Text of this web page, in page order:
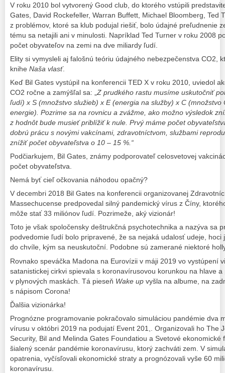
V roku 2010 bol vytvorený Good club, do ktorého vstúpili
Gates, David Rockefeller, Warran Buffett, Michael Bloomberg, Ted
z problémov, ktoré sa klub podujal riešiť, bolo údajné preľudnenie
tému sa netajili ani v minulosti. Napríklad Ted Turner v roku 2008
počet obyvateľov na zemi na dve miliardy ľudí.
Elity si vymysleli aj falošnú teóriu údajného nebezpečenstva CO2,
knihe Naša vlasť.
Keď Bil Gates vystúpil na konferencii TED X v roku 2010, uviedol
CO2 ročne a zamýšľal sa: „ Z prudkého rastu musíme uskutočniť
ľudí) x S (množstvo služieb) x E (energia na služby) x C (množstvo
energie). Pozrime sa na rovnicu a zvážme, ako možno výsledok
z hodnôt bude musieť priblížiť k nule. Prvý máme počet
dobrú prácu s novými vakcínami, zdravotníctvom, službami
znížiť počet obyvateľstva o 10 – 15 %.“
Podčiarkujem, Bil Gates, známy podporovateľ celosvetovej
počet obyvateľstva.
Nemá byť cieľ očkovania náhodou opačný?
V decembri 2018 Bil Gates na konferencii organizovanej
Massechucense predpovedal silný pandemický vírus z Číny,
môže stať 33 miliónov ľudí. Pozrimeže, aký vizionár!
Toto je však spoločensky deštrukčná psychotechnika a nazýva sa
podvedomie ľudí bolo pripravené, že sa nejaká udalosť udeje, hoci
do chvíle, kým sa neuskutoční. Podobne sú zamerané niektoré
Rovnako speváčka Madona na Eurovízii v máji 2019 vo vystúpení
satanistickej cirkvi spievala s koronavírusovou korunkou na hlave
v plynových maskách. Tá pieseň Wake up vyšla na albume, na
s nápisom Corona!
Ďalšia vizionárka!
Prognózne programovanie pokračovalo simuláciou pandémie dva
vírusu v októbri 2019 na podujatí Event 201,. Organizovali ho The
Security, Bil and Melinda Gates Foundatiou a Svetové ekonomické
šialený scenár pandémie koronavírusu, ktorý zachváti zem. V
opatrenia, vyčísľovali ekonomické straty a prognózovali vyše 60
koronavírusu.